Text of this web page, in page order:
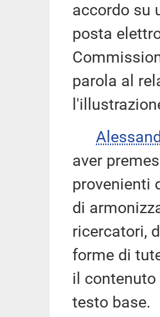
accordo su
posta
parola al
aver
provenienti
di
ricercatori,
forme di
il
testo base.